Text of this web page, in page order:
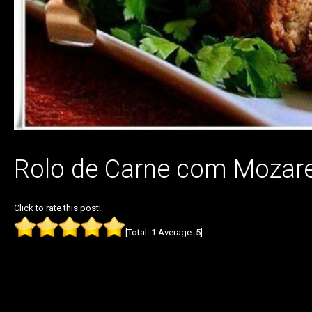
Rolo de Carne com
Click to rate this post!
[Total: 1 Average: 5